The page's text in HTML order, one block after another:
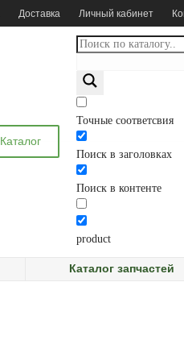
Доставка Личный кабинет
Каталог
Точные соответсвия
Поиск в заголовках
Поиск в контенте
product
Каталог запчастей